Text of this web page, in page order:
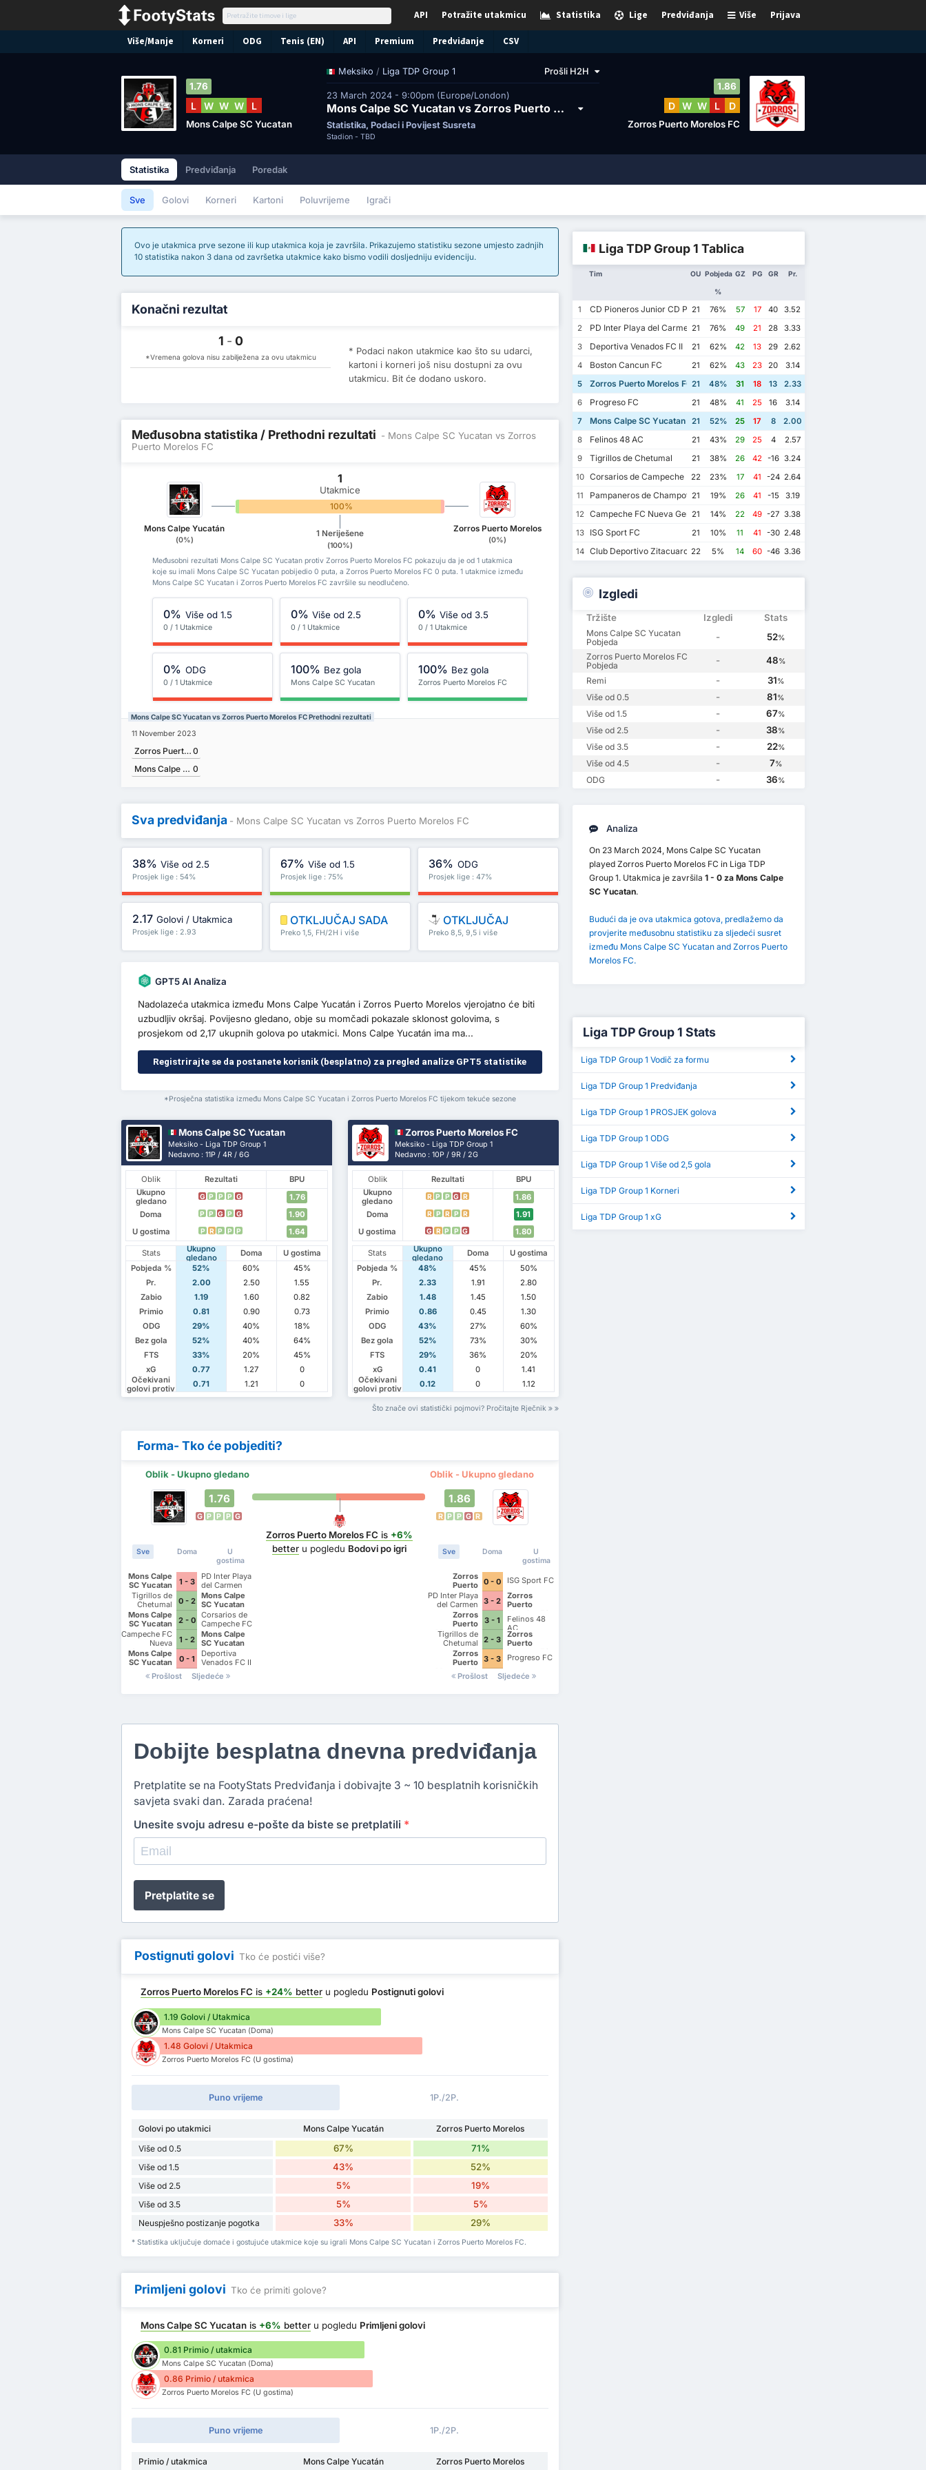
Prijava
Više
Predviđanja
Lige
Statistika
Potražite utakmicu
API
Više/Manje Korneri ODG Tenis (EN) API Premium Predviđanje CSV
Meksiko / Liga TDP Group 1 Prošli H2H
23 March 2024 - 9:00pm (Europe/London)
Mons Calpe SC Yucatan vs Zorros Puerto Morelos FC
Statistika, Podaci i Povijest Susreta
Stadion - TBD
1.76
L W W W L
Mons Calpe SC Yucatan
1.86
D W W L D
Zorros Puerto Morelos FC
Statistika Predviđanja Poredak
Sve Golovi Korneri Kartoni Poluvrijeme Igrači
Ovo je utakmica prve sezone ili kup utakmica koja je završila. Prikazujemo statistiku sezone umjesto zadnjih
10 statistika nakon 3 dana od završetka utakmice kako bismo vodili dosljedniju evidenciju.
Konačni rezultat
1 - 0
*Vremena golova nisu zabilježena za ovu utakmicu
* Podaci nakon utakmice kao što su udarci,
kartoni i korneri još nisu dostupni za ovu
utakmicu. Bit će dodano uskoro.
Međusobna statistika / Prethodni rezultati - Mons Calpe SC Yucatan vs Zorros
Puerto Morelos FC
Mons Calpe Yucatán
(0%)
1
Utakmice
100% 0%
1 Neriješene
(100%)
Zorros Puerto Morelos
(0%)
Međusobni rezultati Mons Calpe SC Yucatan protiv Zorros Puerto Morelos FC pokazuju da je od 1 utakmica
koje su imali Mons Calpe SC Yucatan pobijedio 0 puta, a Zorros Puerto Morelos FC 0 puta. 1 utakmice između
Mons Calpe SC Yucatan i Zorros Puerto Morelos FC završile su neodlučeno.
0% Više od 1.5
0 / 1 Utakmice
0% Više od 2.5
0 / 1 Utakmice
0% Više od 3.5
0 / 1 Utakmice
0% ODG
0 / 1 Utakmice
100% Bez gola
Mons Calpe SC Yucatan
100% Bez gola
Zorros Puerto Morelos FC
Mons Calpe SC Yucatan vs Zorros Puerto Morelos FC Prethodni rezultati
11 November 2023
Zorros Puerto Morelos FC 0
Mons Calpe SC Yucatan 0
Sva predviđanja - Mons Calpe SC Yucatan vs Zorros Puerto Morelos FC
38% Više od 2.5
Prosjek lige : 54%
67% Više od 1.5
Prosjek lige : 75%
36% ODG
Prosjek lige : 47%
2.17 Golovi / Utakmica
Prosjek lige : 2.93
OTKLJUČAJ SADA
Preko 1,5, FH/2H i više
OTKLJUČAJ
Preko 8,5, 9,5 i više
GPT5 AI Analiza
Nadolazeća utakmica između Mons Calpe Yucatán i Zorros Puerto Morelos vjerojatno će biti
uzbudljiv okršaj. Povijesno gledano, obje su momčadi pokazale sklonost golovima, s
prosjekom od 2,17 ukupnih golova po utakmici. Mons Calpe Yucatán ima ma...
Registrirajte se da postanete korisnik (besplatno) za pregled analize GPT5 statistike
*Prosječna statistika između Mons Calpe SC Yucatan i Zorros Puerto Morelos FC tijekom tekuće sezone
Mons Calpe SC Yucatan
Meksiko - Liga TDP Group 1
Nedavno : 11P / 4R / 6G
Oblik Rezultati
BPU
Ukupno
gledano
G P P P G
1.76
Doma
P P G P G
1.90
U gostima
P R P P P 1.64
Stats
Ukupno
gledano
Doma
U gostima
Pobjeda %
52% 60%
45%
Pr.
2.00 2.50
1.55
Zabio
1.19 1.60
0.82
Primio
0.81 0.90
0.73
ODG
29% 40%
18%
Bez gola
52% 40%
64%
FTS
33% 20%
45%
xG
0.77 1.27
0
Očekivani
golovi protiv
0.71 1.21 0
Zorros Puerto Morelos FC
Meksiko - Liga TDP Group 1
Nedavno : 10P / 9R / 2G
Oblik Rezultati
BPU
Ukupno
gledano
R P P G R
1.86
Doma
R P R P R
1.91
U gostima
G R P P G 1.80
Stats
Ukupno
gledano
Doma
U gostima
Pobjeda %
48% 45%
50%
Pr.
2.33 1.91
2.80
Zabio
1.48 1.45
1.50
Primio
0.86 0.45
1.30
ODG
43% 27%
60%
Bez gola
52% 73%
30%
FTS
29% 36%
20%
xG
0.41 0
1.41
Očekivani
golovi protiv
0.12 0 1.12
Što znače ovi statistički pojmovi? Pročitajte Rječnik
Forma- Tko će pobjediti?
Oblik - Ukupno gledano Oblik - Ukupno gledano
1.76
G P P P G
Sve Doma
U
gostima
Mons Calpe
SC Yucatan
1 - 3
PD Inter Playa
del Carmen
AC II
Tigrillos de
Chetumal
0 - 2
Mons Calpe
SC Yucatan
Mons Calpe
SC Yucatan
2 - 0
Corsarios de
Campeche FC
Campeche FC
Nueva
Generacion
1 - 2
Mons Calpe
SC Yucatan
Mons Calpe
SC Yucatan
0 - 1
Deportiva
Venados FC II
Prošlost
Sljedeće
Zorros Puerto Morelos FC is +6%
better u pogledu Bodovi po igri
1.86
R P P G R
Sve Doma
U
gostima
Zorros
Puerto
Morelos FC
0 - 0
ISG Sport FC
PD Inter Playa
del Carmen
AC II
3 - 2
Zorros
Puerto
Morelos FC
Zorros
Puerto
Morelos FC
3 - 1
Felinos 48
AC
Tigrillos de
Chetumal
2 - 3
Zorros
Puerto
Zorros
Puerto
Morelos FC
3 - 3
Progreso FC
Prošlost
Sljedeće
Dobijte besplatna dnevna predviđanja
Pretplatite se na FootyStats Predviđanja i dobivajte 3 ~ 10 besplatnih korisničkih
savjeta svaki dan. Zarada praćena!
Unesite svoju adresu e-pošte da biste se pretplatili *
Pretplatite se
Postignuti golovi Tko će postići više?
Zorros Puerto Morelos FC is +24% better u pogledu Postignuti golovi
1.19 Golovi / Utakmica
Mons Calpe SC Yucatan (Doma)
1.48 Golovi / Utakmica
Zorros Puerto Morelos FC (U gostima)
Puno vrijeme 1P./2P.
Golovi po utakmici Mons Calpe Yucatán
Zorros Puerto Morelos
Više od 0.5
67% 71%
Više od 1.5 43% 52%
Više od 2.5 5% 19%
Više od 3.5 5% 5%
Neuspješno postizanje pogotka 33% 29%
* Statistika uključuje domaće i gostujuće utakmice koje su igrali Mons Calpe SC Yucatan i Zorros Puerto Morelos FC.
Primljeni golovi Tko će primiti golove?
Mons Calpe SC Yucatan is +6% better u pogledu Primljeni golovi
0.81 Primio / utakmica
Mons Calpe SC Yucatan (Doma)
0.86 Primio / utakmica
Zorros Puerto Morelos FC (U gostima)
Puno vrijeme 1P./2P.
Primio / utakmica Mons Calpe Yucatán Zorros Puerto Morelos
Liga TDP Group 1 Tablica
Tim OU Pobjeda
%
GZ PG GR Pr.
1 CD Pioneros Junior CD Pioneros de Cancun II
21 76% 57 17 40
3.52
2
PD Inter Playa del Carmen AC II
21 76% 49 21 28
3.33
3
Deportiva Venados FC II 21 62% 42 13 29
2.62
4
Boston Cancun FC 21 62% 43 23 20
3.14
5
Zorros Puerto Morelos FC21 48% 31 18 13
2.33
6
Progreso FC 21 48% 41 25 16
3.14
7
Mons Calpe SC Yucatan 21 52% 25 17 8
2.00
8
Felinos 48 AC 21 43% 29 25 4
2.57
9
Tigrillos de Chetumal 21 38% 26 42 -16 3.24
10 Corsarios de Campeche FC22 23% 17 41 -24 2.64
11
Pampaneros de Champoton FC
21 19% 26 41 -15
3.19
12
Campeche FC Nueva Generacion
21 14% 22 49 -27 3.38
13
ISG Sport FC 21 10% 11 41 -30 2.48
14 Club Deportivo Zitacuaro II22 5% 14 60 -46 3.36
Izgledi
Tržište Izgledi Stats
Mons Calpe SC Yucatan
Pobjeda
- 52%
Zorros Puerto Morelos FC
Pobjeda
- 48%
Remi - 31%
Više od 0.5 - 81%
Više od 1.5 - 67%
Više od 2.5 - 38%
Više od 3.5 - 22%
Više od 4.5 - 7%
ODG - 36%
Analiza
On 23 March 2024, Mons Calpe SC Yucatan
played Zorros Puerto Morelos FC in Liga TDP
Group 1. Utakmica je završila 1 - 0 za Mons Calpe
SC Yucatan.
Budući da je ova utakmica gotova, predlažemo da
provjerite međusobnu statistiku za sljedeći susret
između Mons Calpe SC Yucatan and Zorros Puerto
Morelos FC.
Liga TDP Group 1 Stats
Liga TDP Group 1 Vodič za formu
Liga TDP Group 1 Predviđanja
Liga TDP Group 1 PROSJEK golova
Liga TDP Group 1 ODG
Liga TDP Group 1 Više od 2,5 gola
Liga TDP Group 1 Korneri
Liga TDP Group 1 xG